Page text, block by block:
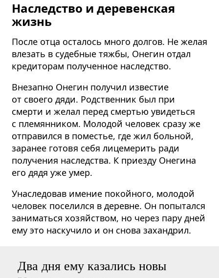
Наследство и деревенская
жизнь
После отца осталось много долгов. Не желая
влезать в судебные тяжбы, Онегин отдал
кредиторам полученное наследство.
Внезапно Онегин получил известие
от своего дяди. Родственник был при
смерти и желал перед смертью увидеться
с племянником. Молодой человек сразу же
отправился в поместье, где жил больной,
заранее готовя себя лицемерить ради
получения наследства. К приезду Онегина
его дядя уже умер.
Унаследовав имение покойного, молодой
человек поселился в деревне. Он попытался
заниматься хозяйством, но через пару дней
ему это наскучило и он снова захандрил.
Два дня ему казались новы